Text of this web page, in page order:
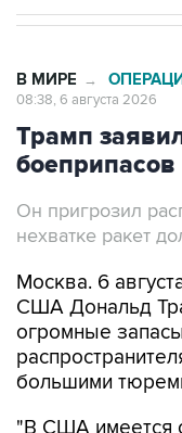
Трамп
Он пригрозил
Москва. 6
огромные
большими
"В США имеется